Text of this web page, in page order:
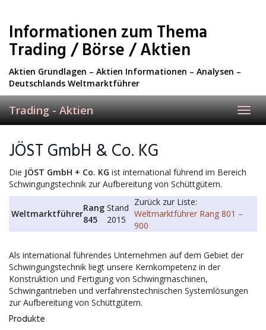
main
content
Informationen zum Thema
Trading / Börse / Aktien
Aktien Grundlagen – Aktien Informationen – Analysen –
Deutschlands Weltmarktführer
Trading - Aktien
JÖST GmbH & Co. KG
Die JÖST GmbH + Co. KG ist international führend im Bereich
Schwingungstechnik zur Aufbereitung von Schüttgütern.
Weltmarktführer
Rang
845
Stand
2015
Zurück zur Liste:
Weltmarktführer Rang 801 –
900
Als international führendes Unternehmen auf dem Gebiet der
Schwingungstechnik liegt unsere Kernkompetenz in der
Konstruktion und Fertigung von Schwingmaschinen,
Schwingantrieben und verfahrenstechnischen Systemlösungen
zur Aufbereitung von Schüttgütern.
Produkte